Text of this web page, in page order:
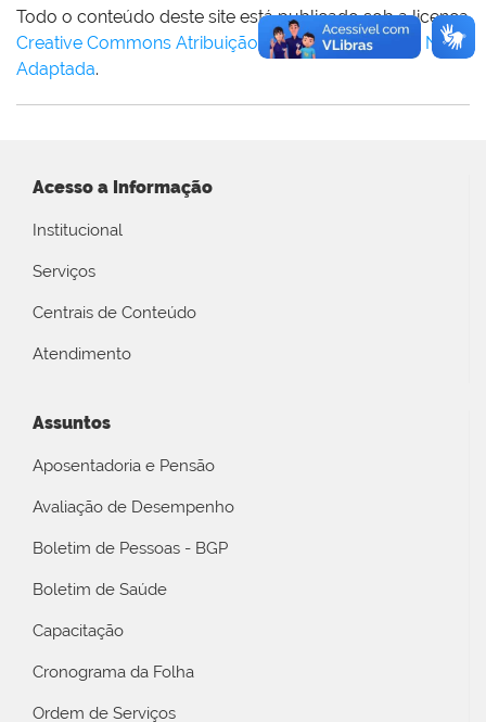
Todo o conteúdo deste site está publicado sob a licença
Creative Commons Atribuição-SemDerivações 3.0 Não
Adaptada.
Acesso a Informação
Institucional
Serviços
Centrais de Conteúdo
Atendimento
Assuntos
Aposentadoria e Pensão
Avaliação de Desempenho
Boletim de Pessoas - BGP
Boletim de Saúde
Capacitação
Cronograma da Folha
Ordem de Serviços